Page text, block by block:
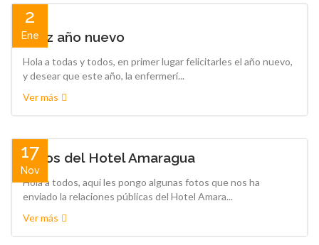
2
Ene
Felíz año nuevo
Hola a todas y todos, en primer lugar felicitarles el año nuevo,
y desear que este año, la enfermerí...
Ver más
17
Nov
Fotos del Hotel Amaragua
Hola a todos, aqui les pongo algunas fotos que nos ha
enviado la relaciones públicas del Hotel Amara...
Ver más